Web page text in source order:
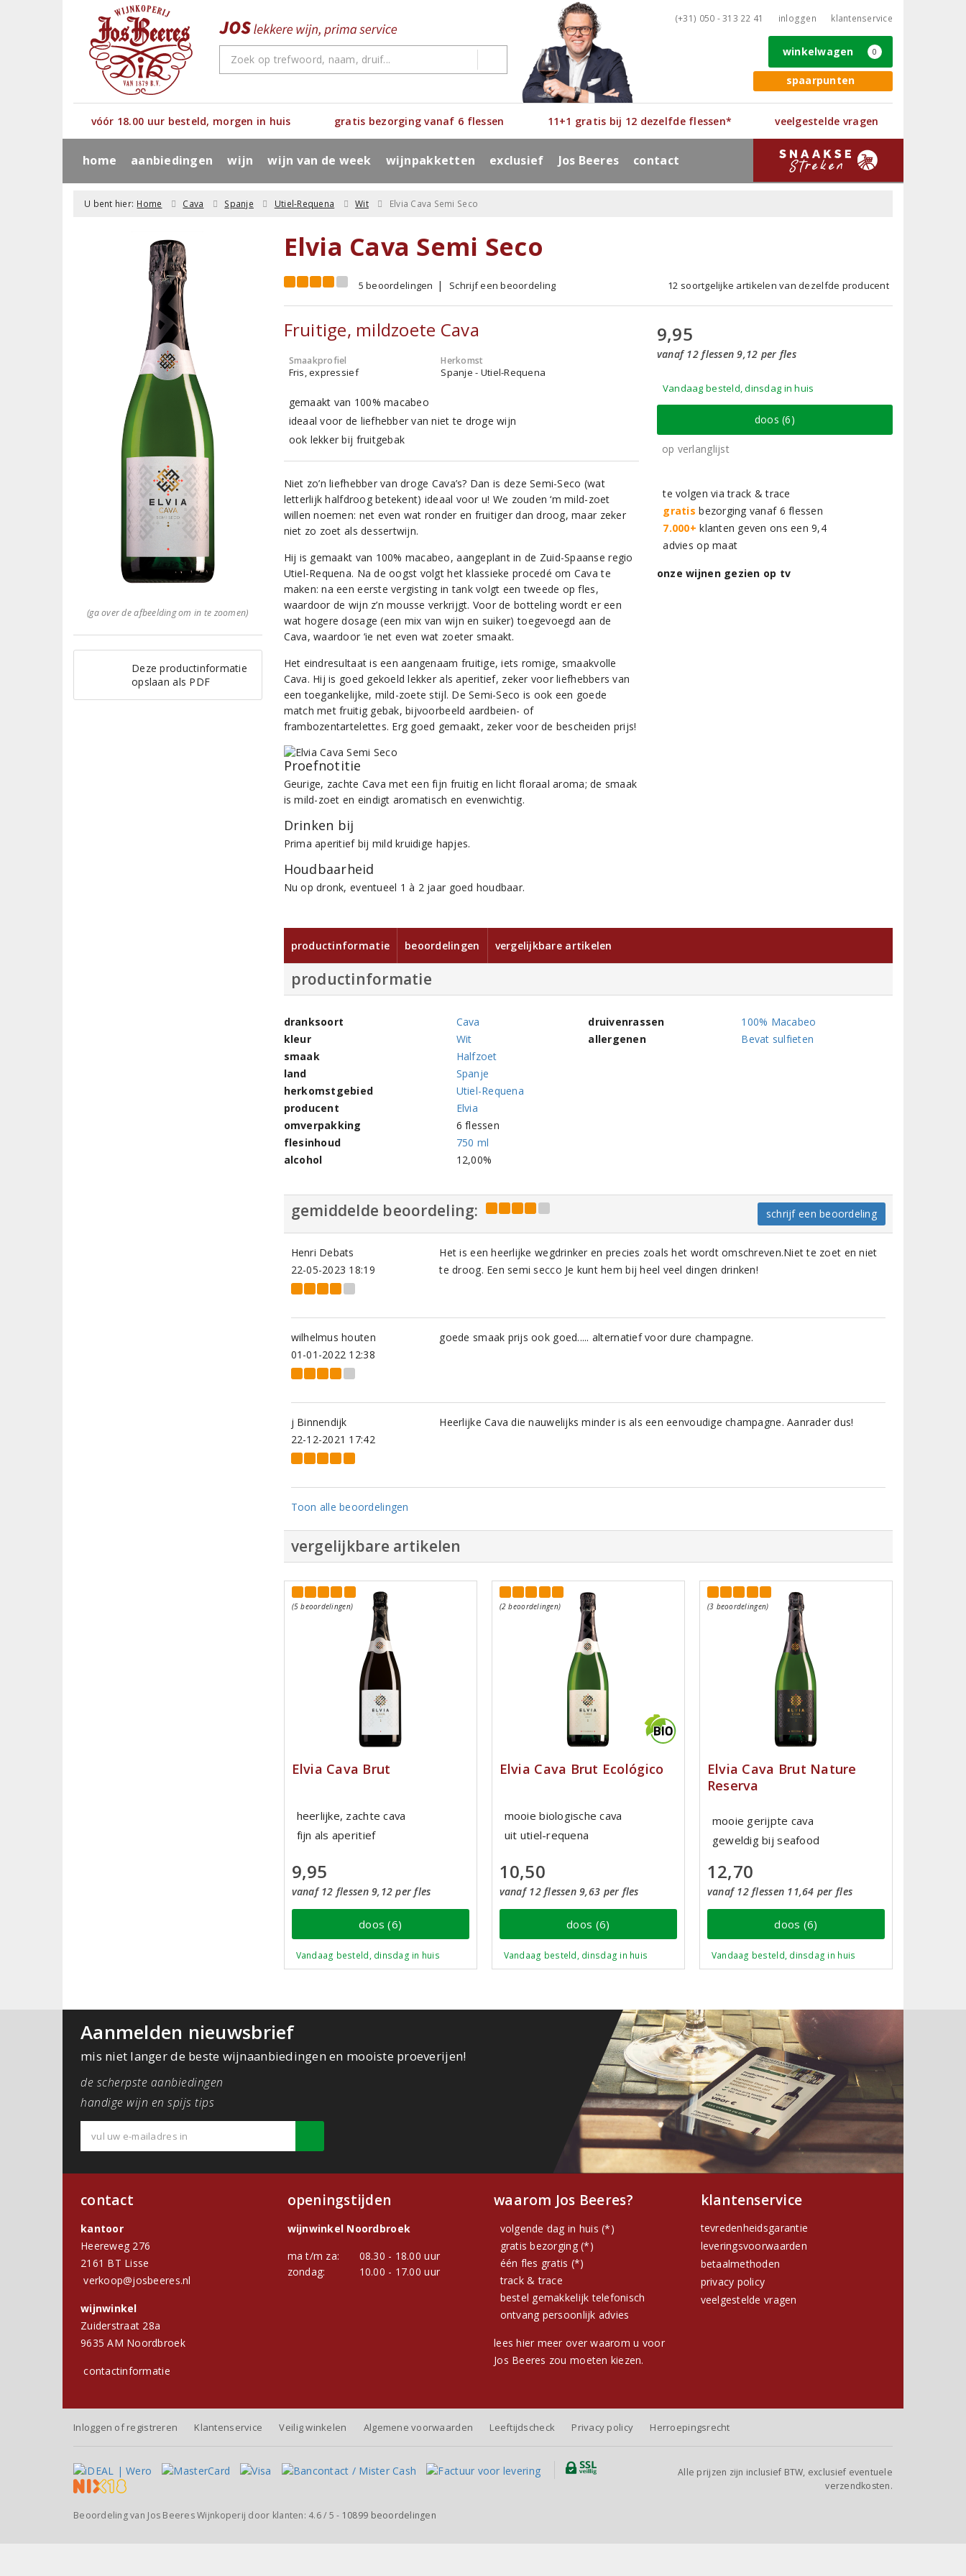
(+31) 050 - 313 22 41 inloggen klantenservice
spaarpunten
winkelwagen 0
vóór 18.00 uur besteld, morgen in huis gratis bezorging vanaf 6 flessen 11+1 gratis bij 12 dezelfde flessen* veelgestelde vragen
home aanbiedingen wijn wijn van de week wijnpakketten exclusief Jos Beeres contact
U bent hier: Home Cava Spanje Utiel-Requena Wit Elvia Cava Semi Seco
(ga over de afbeelding om in te zoomen)
Deze productinformatie
opslaan als PDF
Elvia Cava Semi Seco
5 beoordelingen Schrijf een beoordeling 12 soortgelijke artikelen van dezelfde producent
Fruitige, mildzoete Cava
Smaakprofiel
Fris, expressief
Herkomst
Spanje - Utiel-Requena
gemaakt van 100% macabeo
ideaal voor de liefhebber van niet te droge wijn
ook lekker bij fruitgebak
Niet zo’n liefhebber van droge Cava’s? Dan is deze Semi-Seco (wat
letterlijk halfdroog betekent) ideaal voor u! We zouden ‘m mild-zoet
willen noemen: net even wat ronder en fruitiger dan droog, maar zeker
niet zo zoet als dessertwijn.
Hij is gemaakt van 100% macabeo, aangeplant in de Zuid-Spaanse regio
Utiel-Requena. Na de oogst volgt het klassieke procedé om Cava te
maken: na een eerste vergisting in tank volgt een tweede op fles,
waardoor de wijn z’n mousse verkrijgt. Voor de botteling wordt er een
wat hogere dosage (een mix van wijn en suiker) toegevoegd aan de
Cava, waardoor ‘ie net even wat zoeter smaakt.
Het eindresultaat is een aangenaam fruitige, iets romige, smaakvolle
Cava. Hij is goed gekoeld lekker als aperitief, zeker voor liefhebbers van
een toegankelijke, mild-zoete stijl. De Semi-Seco is ook een goede
match met fruitig gebak, bijvoorbeeld aardbeien- of
frambozentartelettes. Erg goed gemaakt, zeker voor de bescheiden prijs!
Proefnotitie
Geurige, zachte Cava met een fijn fruitig en licht floraal aroma; de smaak
is mild-zoet en eindigt aromatisch en evenwichtig.
Drinken bij
Prima aperitief bij mild kruidige hapjes.
Houdbaarheid
Nu op dronk, eventueel 1 à 2 jaar goed houdbaar.
9,95
vanaf 12 flessen 9,12 per fles
Vandaag besteld, dinsdag in huis
doos (6)
op verlanglijst
te volgen via track & trace
gratis bezorging vanaf 6 flessen
7.000+ klanten geven ons een 9,4
advies op maat
onze wijnen gezien op tv
productinformatie beoordelingen vergelijkbare artikelen
productinformatie
dranksoort
Cava
kleur
Wit
smaak
Halfzoet
land
Spanje
herkomstgebied
Utiel-Requena
producent
Elvia
omverpakking
6 flessen
flesinhoud
750 ml
alcohol
12,00%
druivenrassen
100% Macabeo
allergenen
Bevat sulfieten
gemiddelde beoordeling: schrijf een beoordeling
Henri Debats
22-05-2023 18:19
Het is een heerlijke wegdrinker en precies zoals het wordt omschreven.Niet te zoet en niet
te droog. Een semi secco Je kunt hem bij heel veel dingen drinken!
wilhelmus houten
01-01-2022 12:38
goede smaak prijs ook goed..... alternatief voor dure champagne.
j Binnendijk
22-12-2021 17:42
Heerlijke Cava die nauwelijks minder is als een eenvoudige champagne. Aanrader dus!
Toon alle beoordelingen
vergelijkbare artikelen
(5 beoordelingen)
Elvia Cava Brut
heerlijke, zachte cava
fijn als aperitief
9,95
vanaf 12 flessen 9,12 per fles
doos (6)
Vandaag besteld, dinsdag in huis
(2 beoordelingen)
Elvia Cava Brut Ecológico
mooie biologische cava
uit utiel-requena
10,50
vanaf 12 flessen 9,63 per fles
doos (6)
Vandaag besteld, dinsdag in huis
(3 beoordelingen)
Elvia Cava Brut Nature
Reserva
mooie gerijpte cava
geweldig bij seafood
12,70
vanaf 12 flessen 11,64 per fles
doos (6)
Vandaag besteld, dinsdag in huis
Aanmelden nieuwsbrief
mis niet langer de beste wijnaanbiedingen en mooiste proeverijen!
de scherpste aanbiedingen
handige wijn en spijs tips
contact
kantoor
Heereweg 276
2161 BT Lisse
verkoop@josbeeres.nl
wijnwinkel
Zuiderstraat 28a
9635 AM Noordbroek
contactinformatie
openingstijden
wijnwinkel Noordbroek
ma t/m za:
08.30 - 18.00 uur
zondag:
10.00 - 17.00 uur
waarom Jos Beeres?
volgende dag in huis (*)
gratis bezorging (*)
één fles gratis (*)
track & trace
bestel gemakkelijk telefonisch
ontvang persoonlijk advies
lees hier meer over waarom u voor
Jos Beeres zou moeten kiezen.
klantenservice
tevredenheidsgarantie
leveringsvoorwaarden
betaalmethoden
privacy policy
veelgestelde vragen
Inloggen of registreren Klantenservice Veilig winkelen Algemene voorwaarden Leeftijdscheck Privacy policy Herroepingsrecht
Alle prijzen zijn inclusief BTW, exclusief eventuele
verzendkosten.
Beoordeling van Jos Beeres Wijnkoperij door klanten: 4.6/ 5 - 10899 beoordelingen